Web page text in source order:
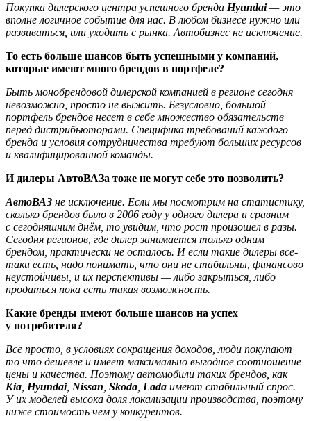
Покупка дилерского центра успешного бренда Hyundai— это
вполне логичное событие для нас. В любом бизнесе нужно или
развиваться, или уходить с рынка. Автобизнес не исключение.
То есть больше шансов быть успешными у компаний,
которые имеют много брендов в портфеле?
Быть монобрендовой дилерской компанией в регионе сегодня
невозможно, просто не выжить. Безусловно, большой
портфель брендов несет в себе множество обязательств
перед дистрибьюторами. Специфика требований каждого
бренда и условия сотрудничества требуют больших ресурсов
и квалифицированной команды.
И дилеры АвтоВАЗа тоже не могут себе это позволить?
АвтоВАЗ не исключение. Если мы посмотрим на статистику,
сколько брендов было в 2006 году у одного дилера и сравним
с сегодняшним днём, то увидим, что рост произошел в разы.
Сегодня регионов, где дилер занимается только одним
брендом, практически не осталось. И если такие дилеры все-
таки есть, надо понимать, что они не стабильны, финансово
неустойчивы, и их перспективы —либо закрыться, либо
продаться пока есть такая возможность.
Какие бренды имеют больше шансов на успех
у потребителя?
Все просто, в условиях сокращения доходов, люди покупают
то что дешевле и имеет максимально выгодное cоотношение
цены и качества. Поэтому автомобили таких брендов, как
Kia Hyundai, Nissan Skoda Lada имеют стабильный спрос.
У их моделей высока доля локализации производства, поэтому
ниже стоимость чем у конкурентов.